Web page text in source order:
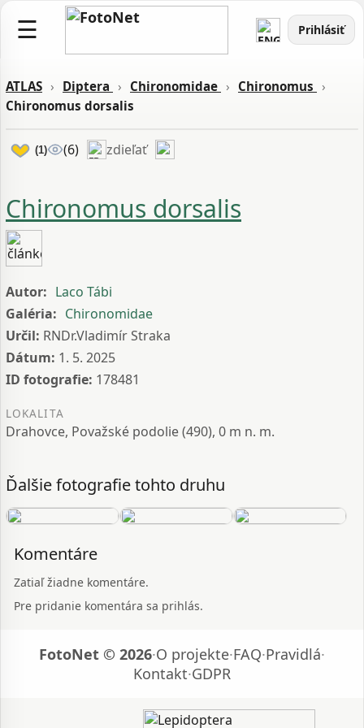
☰ Prihlásiť
ATLAS › Diptera › Chironomidae › Chironomus ›
Chironomus dorsalis
(1) (6) zdieľať
Chironomus dorsalis
Autor: Laco Tábi
Galéria: Chironomidae
Určil: RNDr.Vladimír Straka
Dátum: 1. 5. 2025
ID fotografie: 178481
LOKALITA
Drahovce, Považské podolie (490), 0 m n. m.
Ďalšie fotografie tohto druhu
Komentáre
Zatiaľ žiadne komentáre.
Pre pridanie komentára sa prihlás.
FotoNet © 2026·O projekte·FAQ·Pravidlá·
Kontakt·GDPR